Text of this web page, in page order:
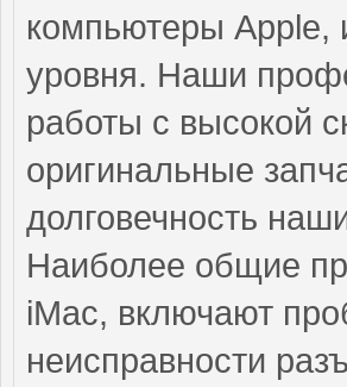
компьютеры Apple,
уровня. Наши
работы с высокой
оригинальные
долговечность
Наиболее общие
iMac, включают
неисправности